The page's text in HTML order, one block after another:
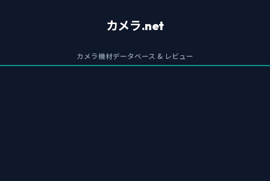
カメラ.net
カメラ機材データベース & レビュー